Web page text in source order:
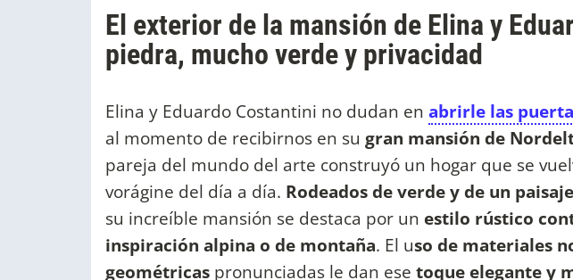
El exterior de la mansión de Elina y
piedra, mucho verde y privacidad
Elina y Eduardo Costantini no dudan en abrirle las
al momento de recibirnos en su gran mansión de
pareja del mundo del arte construyó un hogar que se
vorágine del día a día. Rodeados de verde y de un
su increíble mansión se destaca por un estilo rústico
inspiración alpina o de montaña. El uso de materiales
geométricas pronunciadas le dan ese toque elegante y